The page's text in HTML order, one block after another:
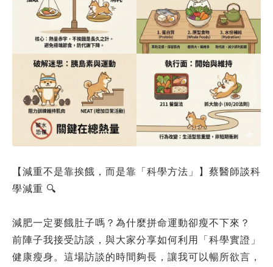
【減重不是靠挨餓，而是靠「科學方法」】蔡醫師談科
學減重 🔍
減肥一定要餓肚子嗎？為什麼拼命運動卻瘦不下來？
前陣子我接受訪談，與大家分享如何利用「科學實證」
健康瘦身。這場訪談的時間夠長，讓我可以暢所欲言，